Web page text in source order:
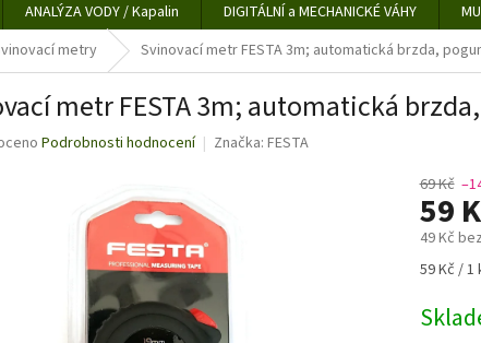
ANALÝZA VODY / Kapalin DIGITÁLNÍ a MECHANICKÉ VÁHY
metry Svinovací metr FESTA 3m; automatická brzda,
metr FESTA 3m; automatická
Podrobnosti hodnocení Značka: FESTA
69 Kč
59
49 Kč
Měrná
59 Kč / 1